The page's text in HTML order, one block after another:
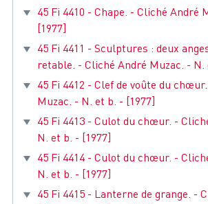
45 Fi 4410 - Chape. - Cliché André
[1977]
45 Fi 4411 - Sculptures : deux
retable. - Cliché André Muzac. - N.
45 Fi 4412 - Clef de voûte du
Muzac. - N. et b. - [1977]
45 Fi 4413 - Culot du chœur. -
N. et b. - [1977]
45 Fi 4414 - Culot du chœur. -
N. et b. - [1977]
45 Fi 4415 - Lanterne de grange. -